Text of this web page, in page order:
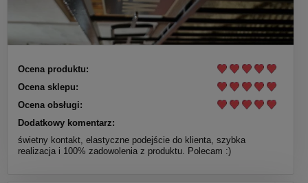
Ocena produktu:
Ocena sklepu:
Ocena obsługi:
Dodatkowy komentarz:
świetny kontakt, elastyczne podejście do klienta, szybka
realizacja i 100% zadowolenia z produktu. Polecam :)